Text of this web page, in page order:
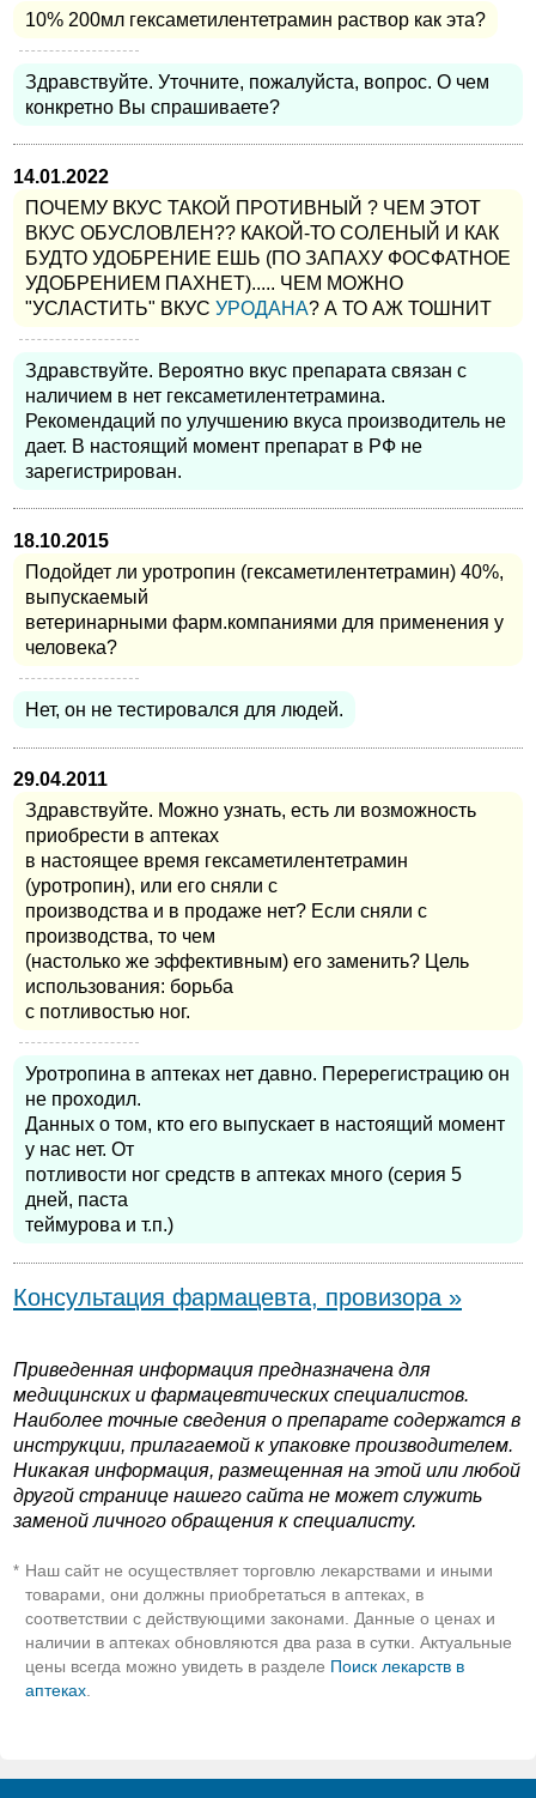
10% 200мл гексаметилентетрамин раствор как эта?
Здравствуйте. Уточните, пожалуйста, вопрос. О чем
конкретно Вы спрашиваете?
14.01.2022
ПОЧЕМУ ВКУС ТАКОЙ ПРОТИВНЫЙ ? ЧЕМ ЭТОТ
ВКУС ОБУСЛОВЛЕН?? КАКОЙ-ТО СОЛЕНЫЙ И КАК
БУДТО УДОБРЕНИЕ ЕШЬ (ПО ЗАПАХУ ФОСФАТНОЕ
УДОБРЕНИЕМ ПАХНЕТ)..... ЧЕМ МОЖНО
"УСЛАСТИТЬ" ВКУС УРОДАНА? А ТО АЖ ТОШНИТ
Здравствуйте. Вероятно вкус препарата связан с
наличием в нет гексаметилентетрамина.
Рекомендаций по улучшению вкуса производитель не
дает. В настоящий момент препарат в РФ не
зарегистрирован.
18.10.2015
Подойдет ли уротропин (гексаметилентетрамин) 40%,
выпускаемый
ветеринарными фарм.компаниями для применения у
человека?
Нет, он не тестировался для людей.
29.04.2011
Здравствуйте. Можно узнать, есть ли возможность
приобрести в аптеках
в настоящее время гексаметилентетрамин
(уротропин), или его сняли с
производства и в продаже нет? Если сняли с
производства, то чем
(настолько же эффективным) его заменить? Цель
использования: борьба
с потливостью ног.
Уротропина в аптеках нет давно. Перерегистрацию он
не проходил.
Данных о том, кто его выпускает в настоящий момент
у нас нет. От
потливости ног средств в аптеках много (серия 5
дней, паста
теймурова и т.п.)
Консультация фармацевта, провизора »
Приведенная информация предназначена для
медицинских и фармацевтических специалистов.
Наиболее точные сведения о препарате содержатся в
инструкции, прилагаемой к упаковке производителем.
Никакая информация, размещенная на этой или любой
другой странице нашего сайта не может служить
заменой личного обращения к специалисту.
* Наш сайт не осуществляет торговлю лекарствами и иными
товарами, они должны приобретаться в аптеках, в
соответствии с действующими законами. Данные о ценах и
наличии в аптеках обновляются два раза в сутки. Актуальные
цены всегда можно увидеть в разделе Поиск лекарств в
аптеках